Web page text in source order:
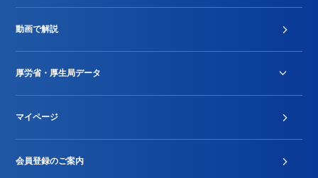
Stu-GEレポート
動画で解説
厚労省・厚生局データ
2024年度新設項目届出状況
マイページ
会員登録のご案内